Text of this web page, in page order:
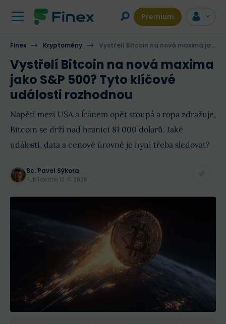
Premium
Finex Kryptoměny Vystřelí Bitcoin na nová maxima jako S&P 500? Tyto klíčové události rozhodnou
Vystřelí Bitcoin na nová maxima
jako S&P 500? Tyto klíčové
události rozhodnou
Napětí mezi USA a Íránem opět stoupá a ropa zdražuje,
Bitcoin se drží nad hranicí 81 000 dolarů. Jaké
události, data a cenové úrovně je nyní třeba sledovat?
Bc. Pavel Sýkora
Publikováno 12. 5. 2026